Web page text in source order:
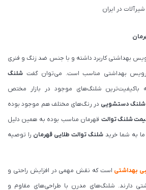
در ایران
بهداشتی کاربرد داشته و با جنس ضد زنگ و فنری
بهداشتی مناسب است. می‌توان گفت شلنگ
باکیفیت‌ترین شلنگ‌های موجود در بازار مختص
شلنگ دستشویی در رنگ‌های مختلف هم موجود بوده
شلنگ توالت قهرمان مناسب بوده به همین دلیل
به شما خرید شلنگ توالت طلایی قهرمان را توصیه
بهداشتی است که نقش مهمی در افزایش راحتی و
دارند. شلنگ‌های مدرن با طراحی‌های مقاوم و